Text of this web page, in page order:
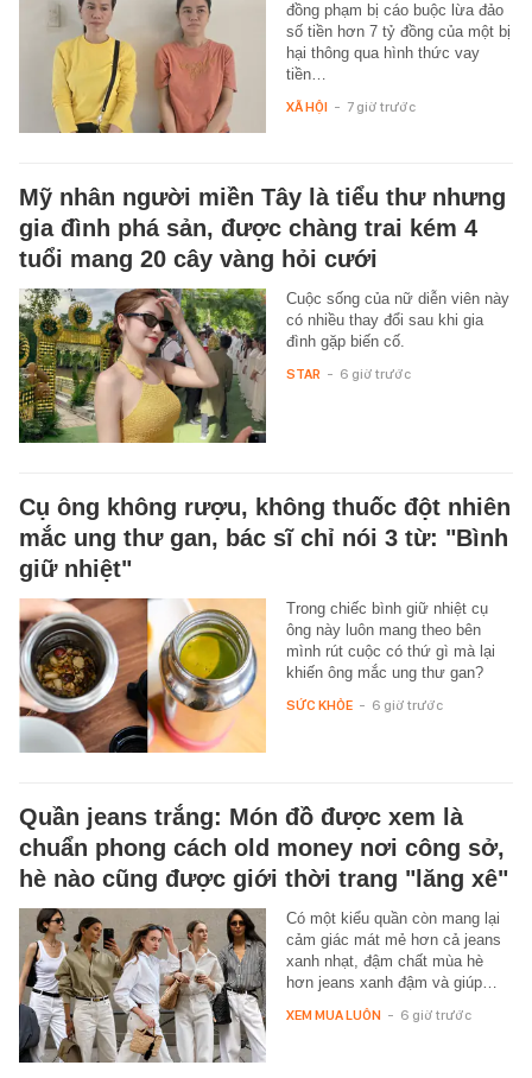
đồng phạm bị cáo buộc lừa đảo
số tiền hơn 7 tỷ đồng của một bị
hại thông qua hình thức vay
tiền…
XÃ HỘI - 7 giờ trước
Mỹ nhân người miền Tây là tiểu thư nhưng
gia đình phá sản, được chàng trai kém 4
tuổi mang 20 cây vàng hỏi cưới
Cuộc sống của nữ diễn viên này
có nhiều thay đổi sau khi gia
đình gặp biến cố.
STAR - 6 giờ trước
Cụ ông không rượu, không thuốc đột nhiên
mắc ung thư gan, bác sĩ chỉ nói 3 từ: "Bình
giữ nhiệt"
Trong chiếc bình giữ nhiệt cụ
ông này luôn mang theo bên
mình rút cuộc có thứ gì mà lại
khiến ông mắc ung thư gan?
SỨC KHỎE - 6 giờ trước
Quần jeans trắng: Món đồ được xem là
chuẩn phong cách old money nơi công sở,
hè nào cũng được giới thời trang "lăng xê"
Có một kiểu quần còn mang lại
cảm giác mát mẻ hơn cả jeans
xanh nhạt, đậm chất mùa hè
hơn jeans xanh đậm và giúp…
XEM MUA LUÔN - 6 giờ trước